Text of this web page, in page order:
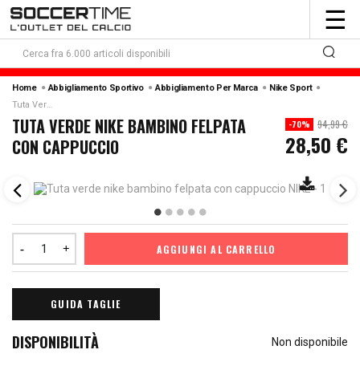
☰
Home Abbigliamento Sportivo Abbigliamento Per Marca
Nike Sport
Tuta Verde Nike Bambino Felpata Con Cappuccio
TUTA VERDE NIKE BAMBINO FELPATA
CON CAPPUCCIO
-70% 94,99 €
28,50 €
AGGIUNGI AL CARRELLO
GUIDA TAGLIE
DISPONIBILITÀ Non disponibile